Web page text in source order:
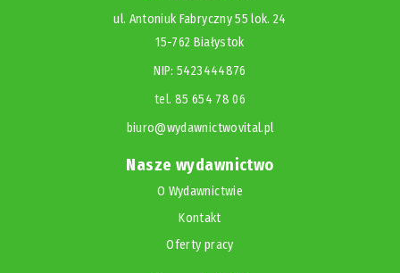
ul. Antoniuk Fabryczny 55 lok. 24
15-762 Białystok
NIP: 5423444876
tel. 85 654 78 06
biuro@wydawnictwovital.pl
Nasze wydawnictwo
O Wydawnictwie
Kontakt
Oferty pracy